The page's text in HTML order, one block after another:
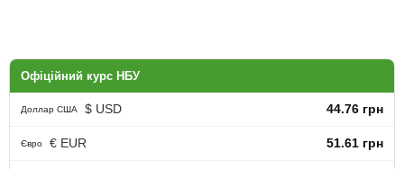
Офіційний курс НБУ
Доллар США $ USD 44.76 грн
Євро € EUR 51.61 грн